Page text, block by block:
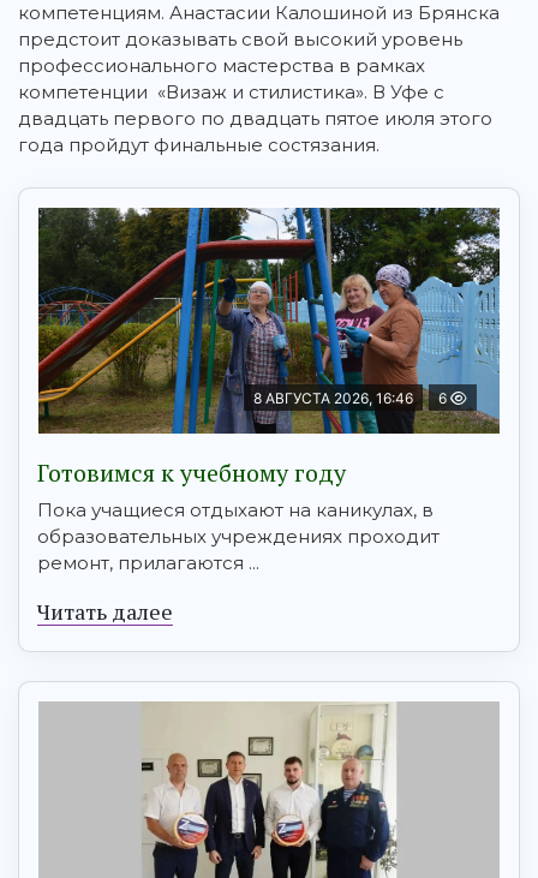
компетенциям. Анастасии Калошиной из Брянска
предстоит доказывать свой высокий уровень
профессионального мастерства в рамках
компетенции «Визаж и стилистика». В Уфе с
двадцать первого по двадцать пятое июля этого
года пройдут финальные состязания.
8 АВГУСТА 2026, 16:46 6
Готовимся к учебному году
Пока учащиеся отдыхают на каникулах, в
образовательных учреждениях проходит
ремонт, прилагаются ...
Читать далее